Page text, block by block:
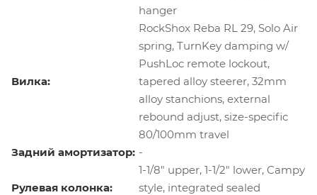
hanger
Вилка:
RockShox Reba RL 29, Solo Air
spring, TurnKey damping w/
PushLoc remote lockout,
tapered alloy steerer, 32mm
alloy stanchions, external
rebound adjust, size-specific
80/100mm travel
Задний амортизатор: -
Рулевая колонка:
1-1/8" upper, 1-1/2" lower, Campy
style, integrated sealed